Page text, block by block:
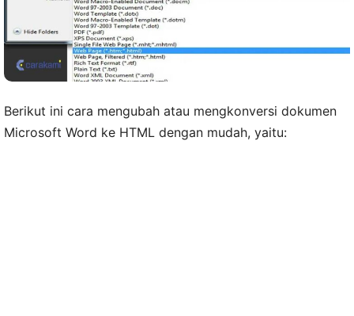
Berikut ini cara mengubah atau mengkonversi dokumen
Microsoft Word ke HTML dengan mudah, yaitu: